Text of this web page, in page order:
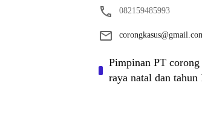
082159485993
Pimpinan PT corong
raya natal dan tahun